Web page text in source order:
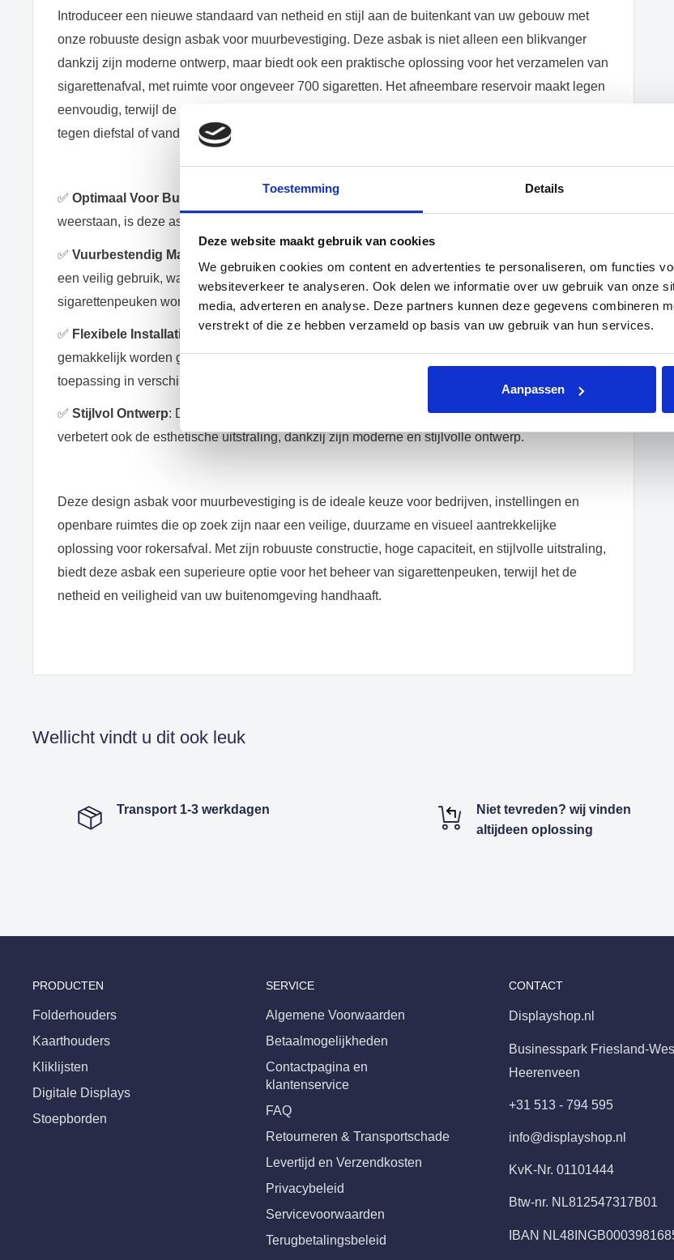
Toestemming Details
Deze website maakt gebruik van cookies
We gebruiken cookies om content en advertenties te personaliseren, om functies
websiteverkeer te analyseren. Ook delen we informatie over uw gebruik van onze
media, adverteren en analyse. Deze partners kunnen deze gegevens combineren
verstrekt of die ze hebben verzameld op basis van uw gebruik van hun services.
Aanpassen
Introduceer een nieuwe standaard van netheid en stijl aan de buitenkant van uw gebouw met
onze robuuste design asbak voor muurbevestiging. Deze asbak is niet alleen een blikvanger
dankzij zijn moderne ontwerp, maar biedt ook een praktische oplossing voor het verzamelen van
sigarettenafval, met ruimte voor ongeveer 700 sigaretten. Het afneembare reservoir maakt legen
eenvoudig, terwijl de geïntegreerde haken voor een hangslot (slot niet inbegrepen) veiligheid
tegen diefstal of vandalisme verzekeren.
✅ Optimaal Voor Buitengebruik
: Speciaal ontworpen om de uitdagingen van buitengebruik te
weerstaan, is deze asbak de perfecte combinatie van functionaliteit en duurzaamheid.
✅ Vuurbestendig Materiaal
een veilig gebruik, waardoor het risico op brandgevaar door niet volledig gedoofde
sigarettenpeuken wordt geminimaliseerd.
✅ Flexibele Installatie
: Ondanks het ontbreken van muurbevestigingsmateriaal, kan de asbak
gemakkelijk worden geïnstalleerd op diverse oppervlakken, wat zorgt voor een veelzijdige
toepassing in verschillende buitenomgevingen.
✅ Stijlvol Ontwerp: De asbak voegt niet alleen functionaliteit toe aan uw buitenruimte maar
verbetert ook de esthetische uitstraling, dankzij zijn moderne en stijlvolle ontwerp.
Deze design asbak voor muurbevestiging is de ideale keuze voor bedrijven, instellingen en
openbare ruimtes die op zoek zijn naar een veilige, duurzame en visueel aantrekkelijke
oplossing voor rokersafval. Met zijn robuuste constructie, hoge capaciteit, en stijlvolle uitstraling,
biedt deze asbak een superieure optie voor het beheer van sigarettenpeuken, terwijl het de
netheid en veiligheid van uw buitenomgeving handhaaft.
Wellicht vindt u dit ook leuk
Transport 1-3 werkdagen
Niet tevreden? wij vinden
altijdeen oplossing
PRODUCTEN
Folderhouders
Kaarthouders
Kliklijsten
Digitale Displays
Stoepborden
SERVICE
Algemene Voorwaarden
Betaalmogelijkheden
Contactpagina en
klantenservice
FAQ
Retourneren & Transportschade
Levertijd en Verzendkosten
Privacybeleid
Servicevoorwaarden
Terugbetalingsbeleid
CONTACT
Displayshop.nl
Businesspark Friesland-
Heerenveen
+31 513 - 794 595
info@displayshop.nl
KvK-Nr. 01101444
Btw-nr. NL812547317B01
IBAN